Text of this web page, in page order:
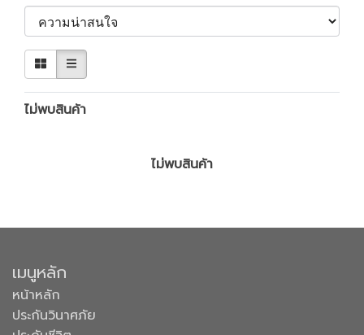
ไม่พบสินค้า
ไม่พบสินค้า
เมนูหลัก
หน้าหลัก
ประกันวินาศภัย